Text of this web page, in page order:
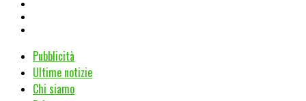
Pubblicità
Ultime notizie
Chi siamo